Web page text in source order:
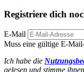
Registriere dich
E-Mail
Muss eine gültige E-
Ich habe die
gelesen und stimme